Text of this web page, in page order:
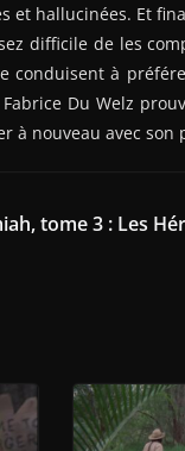
et hallucinées. Et
difficile de les
à
Du Welz
à nouveau avec son
tome 3 : Les